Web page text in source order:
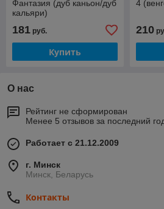
Фантазия (дуб каньон/дуб
кальяри)
181 руб.
Купить
4
210
О нас
Рейтинг не сформирован
Менее 5 отзывов за последний
Работает с 21.12.2009
г. Минск
Минск, Беларусь
Контакты